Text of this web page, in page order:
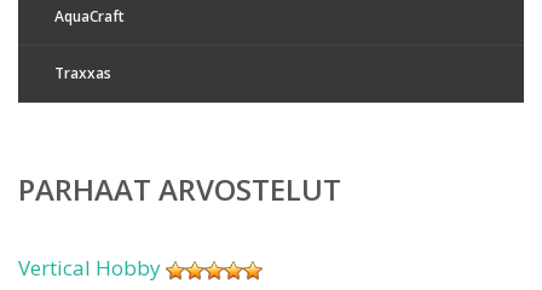
AquaCraft
Traxxas
PARHAAT ARVOSTELUT
Vertical Hobby